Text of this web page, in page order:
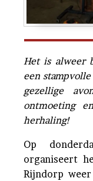
Het is alweer
een
gezellige
ontmoeting
herhaling!
Op
organiseert
Rijndorp